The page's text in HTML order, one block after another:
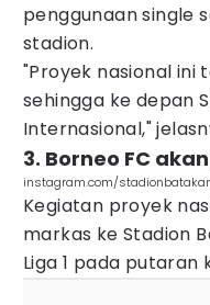
penggunaan single
stadion.
"Proyek nasional ini
sehingga ke depan
Internasional,"
3. Borneo FC
instagram.com/
Kegiatan proyek
markas ke Stadion
Liga 1 pada putaran